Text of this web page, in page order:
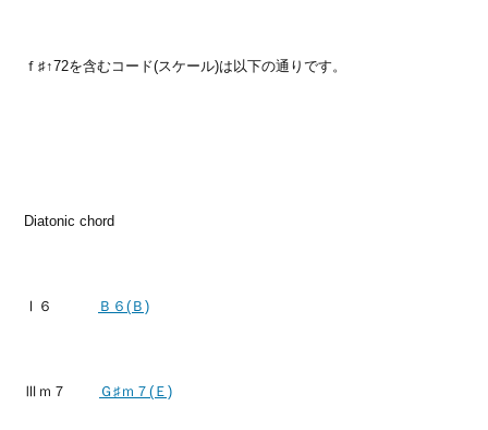
ｆ♯↑72を含むコード(スケール)は以下の通りです。
Diatonic chord
Ⅰ６ Ｂ６(Ｂ)
Ⅲｍ７ Ｇ♯ｍ７(Ｅ)